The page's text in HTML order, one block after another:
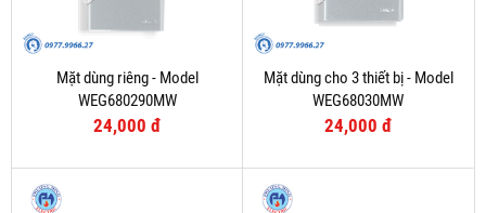
Mặt dùng riêng - Model
WEG680290MW
24,000 đ
Mặt dùng cho 3 thiết bị - Model
WEG68030MW
24,000 đ